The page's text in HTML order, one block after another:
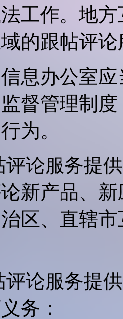
工作。地
的跟帖评
息办公室
督管理制
为。
评论服务提
新产品、
区、直辖
评论服务提
务：